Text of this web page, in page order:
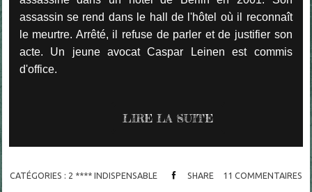
assassin se rend dans le hall de l'hôtel où il reconnaît
le meurtre. Arrêté, il refuse de parler et de justifier son
acte. Un jeune avocat Caspar Leinen est commis
d'office.
LIRE LA SUITE
CATÉGORIES : 2 **** INDISPENSABLE SHARE 11 COMMENTAIRES